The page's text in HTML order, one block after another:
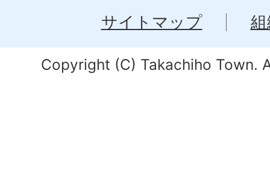
サイトマップ
Copyright (C) Takachiho Town.